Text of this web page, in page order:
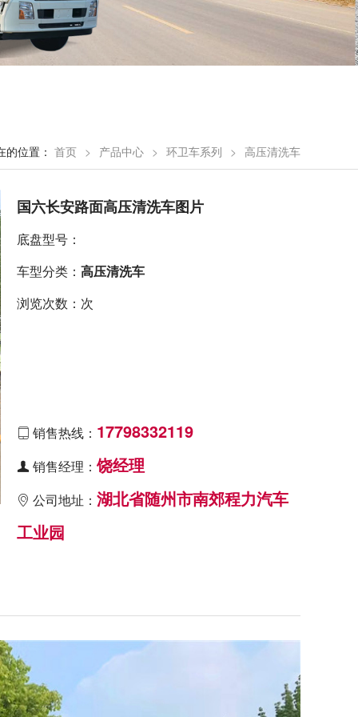
的位置： 首页 > 产品中心 > 环卫车系列 > 高压清洗车
国六长安路面高压清洗车图片
底盘型号：
车型分类： 高压清洗车
浏览次数：次
 销售热线： 17798332119
 销售经理： 饶经理
 公司地址： 湖北省随州市南郊程力汽车
工业园